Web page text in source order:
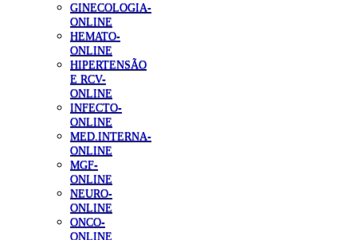
GINECOLOGIA-
ONLINE
HEMATO-
ONLINE
HIPERTENSÃO
E RCV-
ONLINE
INFECTO-
ONLINE
MED.INTERNA-
ONLINE
MGF-
ONLINE
NEURO-
ONLINE
ONCO-
ONLINE